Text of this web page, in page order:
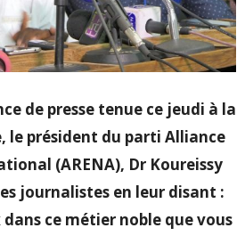
de presse tenue ce jeudi à la
le président du parti Alliance
(ARENA), Dr Koureissy
journalistes en leur disant :
ce métier noble que vous